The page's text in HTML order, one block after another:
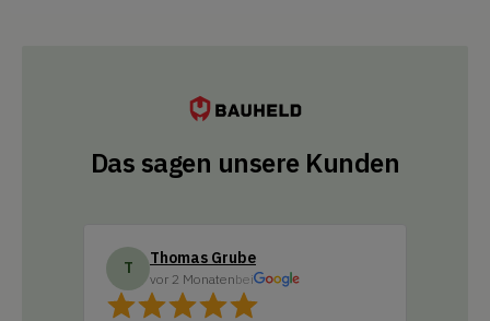
Das sagen unsere Kunden
T Thomas Grube
vor 2 Monatenbei